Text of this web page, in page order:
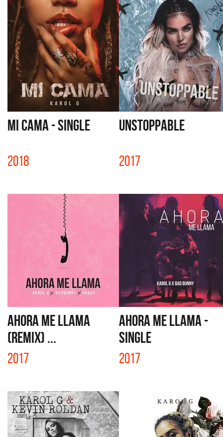
MI CAMA - SINGLE
2018
UNSTOPPABLE
2017
AHORA ME LLAMA
(REMIX) ...
2017
AHORA ME LLAMA -
SINGLE
2017